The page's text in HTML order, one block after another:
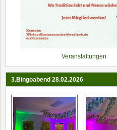
Veranstaltungen
3.Bingoabend 28.02.2026